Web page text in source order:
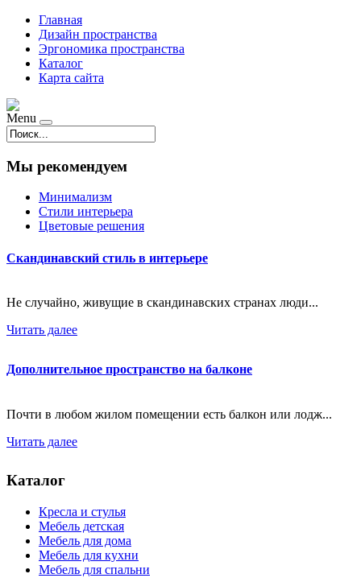
Главная
Дизайн пространства
Эргономика пространства
Каталог
Карта сайта
Menu
Мы рекомендуем
Минимализм
Стили интерьера
Цветовые решения
Скандинавский стиль в интерьере
Не случайно, живущие в скандинавских странах люди...
Читать далее
Дополнительное пространство на балконе
Почти в любом жилом помещении есть балкон или лодж...
Читать далее
Каталог
Кресла и стулья
Мебель детская
Мебель для дома
Мебель для кухни
Мебель для спальни